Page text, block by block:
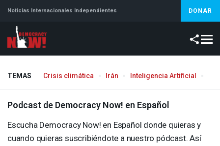
Noticias Internacionales Independientes DONAR
TEMAS Crisis climática Irán Inteligencia Artificial
Podcast de Democracy Now! en Español
Escucha Democracy Now! en Español donde quieras y
cuando quieras suscribiéndote a nuestro pódcast. Así